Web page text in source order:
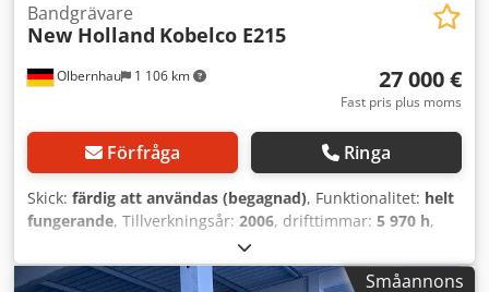
Olbernhau 1 106 km
Bandgrävare
New Holland Kobelco E215
27 000 €
Fast pris plus moms
Förfråga Ringa
Skick: färdig att användas (begagnad), Funktionalitet: helt
fungerande, Tillverkningsår: 2006, drifttimmar: 5 970 h,
N6LA5823
säkerhetskontroll, hydraulhammare, hytt,
Småannons